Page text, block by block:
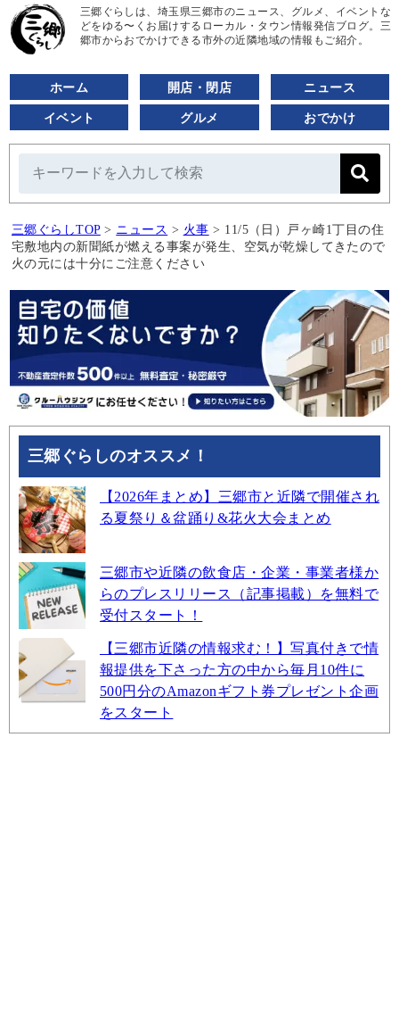
三郷ぐらしは、埼玉県三郷市のニュース、グルメ、イベントな
どをゆる〜くお届けするローカル・タウン情報発信ブログ。三
郷市からおでかけできる市外の近隣地域の情報もご紹介。
ホーム 開店・閉店 ニュース
イベント グルメ おでかけ
三郷ぐらしTOP > ニュース > 火事 > 11/5（日）戸ヶ崎1丁目の住
宅敷地内の新聞紙が燃える事案が発生、空気が乾燥してきたので
火の元には十分にご注意ください
三郷ぐらしのオススメ！
【2026年まとめ】三郷市と近隣で開催され
る夏祭り＆盆踊り&花火大会まとめ
三郷市や近隣の飲食店・企業・事業者様か
らのプレスリリース（記事掲載）を無料で
受付スタート！
【三郷市近隣の情報求む！】写真付きで情
報提供を下さった方の中から毎月10件に
500円分のAmazonギフト券プレゼント企画
をスタート